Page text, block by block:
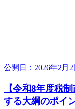
公開日：2026年2月2
【令和8年度税
する大綱のポイ